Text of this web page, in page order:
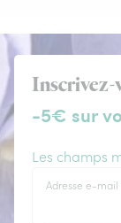
Inscrivez-
-5€ sur
Les champs
Adresse e-mail